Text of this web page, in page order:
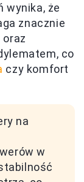
wynika, że
znacznie
co
czy komfort
na
w